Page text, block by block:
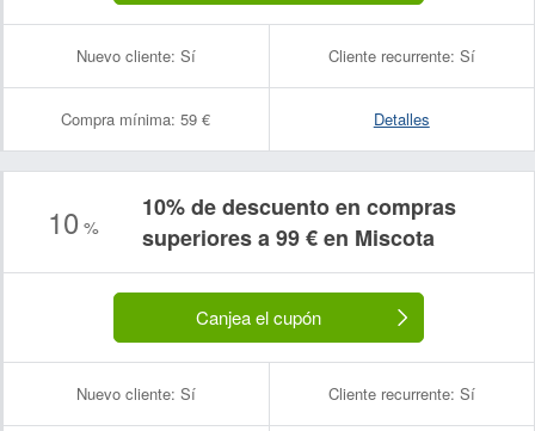
Nuevo cliente: Sí Cliente recurrente: Sí
Compra mínima: 59 € Detalles
10 %
10% de descuento en compras
superiores a 99 € en Miscota
Canjea el cupón
Nuevo cliente: Sí Cliente recurrente: Sí